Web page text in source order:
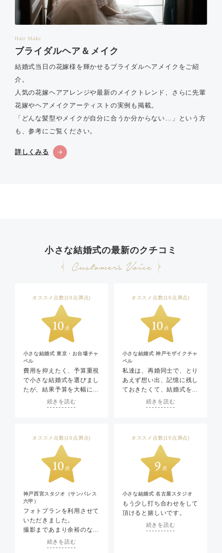
Hair Make
ブライダルヘア＆メイク
結婚式当日の花嫁様を輝かせるブライダルヘアメイクをご紹
介。
人気の花嫁ヘアアレンジや最新のメイクトレンド、さらに先輩
花嫁やヘアメイクアーティストの実例も掲載。
「どんな髪型やメイクが自分に合うか分からない…」という方
も、参考にご覧ください。
詳しくみる
小さな結婚式の最新のクチコミ
オススメ点数(10点満点)
小さな結婚式 東京・お台場チャ
ペル
費用を抑えたく、予算重視
で小さな結婚式を選びまし
たが、結果予算を大幅に超
えてしまいました。でも、
それでもよかったと思える
ださったプランナーの方は
本当にこの人で良かったと
思えるプランナーさんでし
た！接客も丁寧で私たち夫
婦のわがままも笑顔で引き
受けてくださり、感謝しか
ありません。式に参列した
親族たちも大変良かったと
言っておりました。
続きを読む
オススメ点数(10点満点)
小さな結婚式 神戸モザイクチャ
ペル
私達は、再婚同士で、とり
あえず想い出、記憶に残し
ておきたくて、結婚式をし
ていただきました。正直、
再婚なのでお金はかけたく
用抑えて理想の結婚式をし
たい、という、とてもわが
ままなお願いをいたしまし
た。プランナーさんは、そ
んな要望一つ一つにちゃん
と応えてくださり、思い通
りの結婚式をしていただき
ました。衣装合わせの際
も、この歳でウェディング
ドレスが似合うわけがない
のに、一生懸命盛り上げて
続きを読む
オススメ点数(10点満点)
神戸西宮スタジオ（サンパレス
六甲）
フォトプランを利用させて
いただきました。
撮影まであまり余裕のない
スケジュールで申し込んだ
ためご迷惑をおかけしたと
続きを読む
オススメ点数(10点満点)
小さな結婚式 名古屋スタジオ
もう少し打ち合わせをして
頂けると嬉しいです。
続きを読む